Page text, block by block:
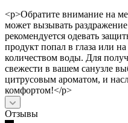
<p>Обратите внимание на
может вызывать
рекомендуется одевать
продукт попал в глаза или
количеством воды. Для
свежести в вашем санузле
цитрусовым ароматом, и
комфортом!</p>
Отзывы